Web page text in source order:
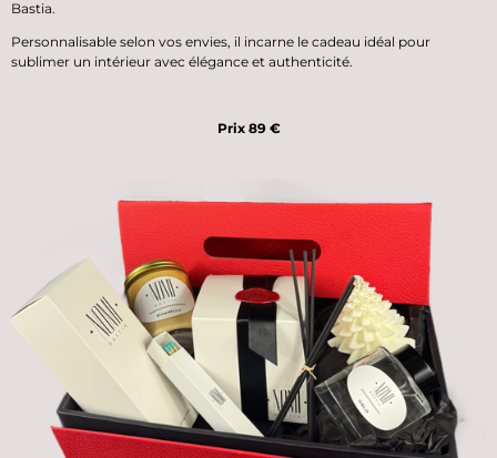
Bastia.
Personnalisable selon vos envies, il incarne le cadeau idéal pour
sublimer un intérieur avec élégance et authenticité.
Prix 89 €